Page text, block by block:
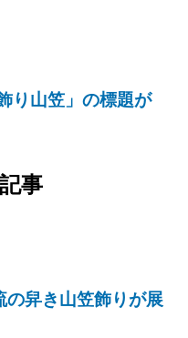
り山笠」の標題が
事
の舁き山笠飾りが展